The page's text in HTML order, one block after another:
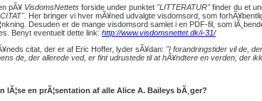
pÃ¥ VisdomsNettets forside under punktet "LITTERATUR"finder du et
Her bringer vi hver mÃ¥ned udvalgte visdomsord, som
Desuden er de mange visdomsord samlet i en PDF-fil, som
Benyt eventuelt dette link: http://www.visdomsnettet.dk/i-31/
citat, der er af Eric Hoffer, lyder sÃ¥dan: "I forandringstider vil de,
de, der allerede ved, er fint udrustede til at hÃ¥ndtere en verden, der
lÃ¦se en prÃ¦sentation af alle Alice A. Baileys bÃ¸ger?